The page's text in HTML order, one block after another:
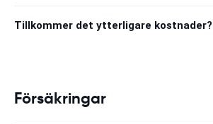
Tillkommer det ytterligare kostnader?
Försäkringar